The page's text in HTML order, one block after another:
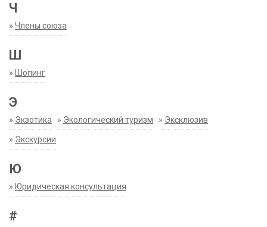
Ч
» Члены союза
Ш
» Шопинг
Э
» Экзотика » Экологический туризм » Эксклюзив
» Экскурсии
Ю
» Юридическая консультация
#